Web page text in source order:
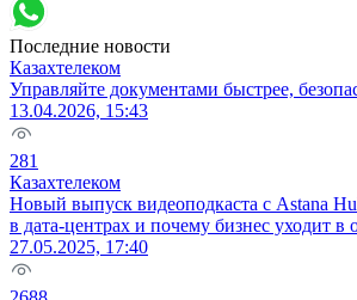
Последние новости
Казахтелеком
Управляйте документами быстрее,
13.04.2026, 15:43
281
Казахтелеком
Новый выпуск видеоподкаста с Astana
в дата-центрах и почему бизнес уходит в
27.05.2025, 17:40